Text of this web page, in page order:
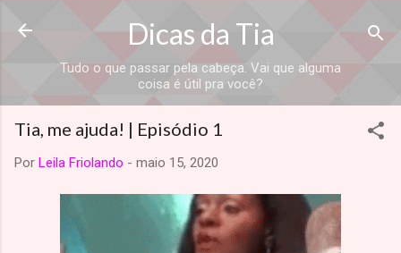
Dicas da Tia
Tudo o que passar pela cabeça. Vai que alguma
coisa é útil pra você?
Tia, me ajuda! | Episódio 1
Por Leila Friolando - maio 15, 2020